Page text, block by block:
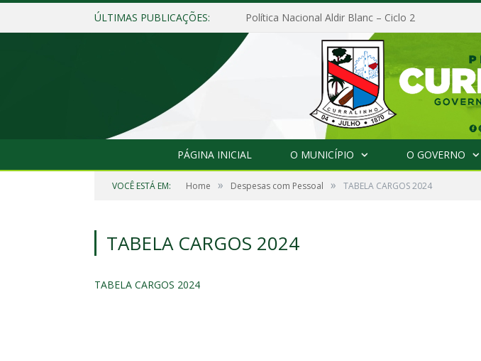
ÚLTIMAS PUBLICAÇÕES: Política Nacional Aldir Blanc – Ciclo 2
PÁGINA INICIAL O MUNICÍPIO O GOVERNO
VOCÊ ESTÁ EM: Home » Despesas com Pessoal » TABELA CARGOS 2024
TABELA CARGOS 2024
TABELA CARGOS 2024